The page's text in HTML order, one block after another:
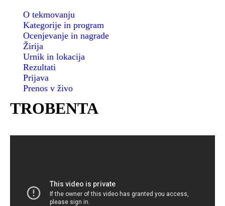
TROBENTA
O tekmovanju
Kategorije in program
Ocenjevanje in nagrade
Žirija
Urnik in lokacija
Rezultati
Prijava
Prenos v živo